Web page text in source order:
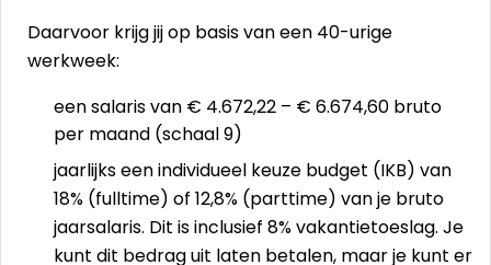
Daarvoor krijg jij op basis van een 40-urige
werkweek:
een salaris van € 4.672,22 – € 6.674,60 bruto
per maand (schaal 9)
jaarlijks een individueel keuze budget (IKB) van
18% (fulltime) of 12,8% (parttime) van je bruto
jaarsalaris. Dit is inclusief 8% vakantietoeslag. Je
kunt dit bedrag uit laten betalen, maar je kunt er